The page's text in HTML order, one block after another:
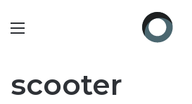
scooter